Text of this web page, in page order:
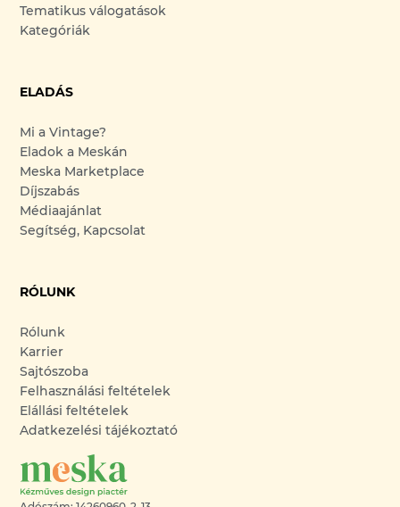
Tematikus válogatások
Kategóriák
ELADÁS
Mi a Vintage?
Eladok a Meskán
Meska Marketplace
Díjszabás
Médiaajánlat
Segítség, Kapcsolat
RÓLUNK
Rólunk
Karrier
Sajtószoba
Felhasználási feltételek
Elállási feltételek
Adatkezelési tájékoztató